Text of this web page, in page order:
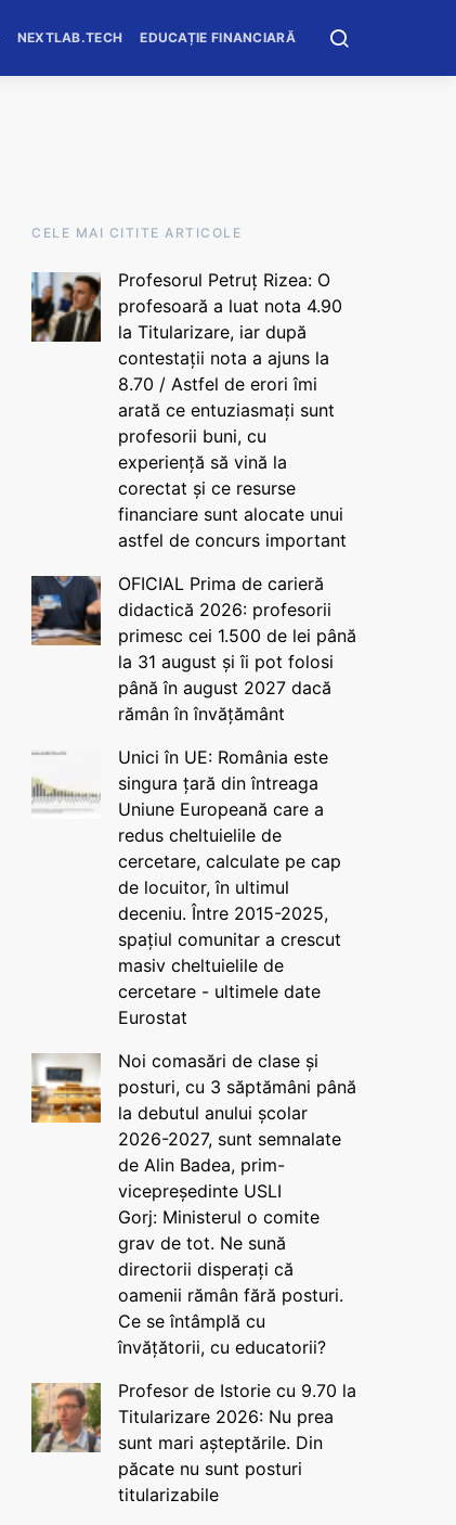
NEXTLAB.TECH EDUCAȚIE FINANCIARĂ
CELE MAI CITITE ARTICOLE
Profesorul Petruț Rizea: O
profesoară a luat nota 4.90
la Titularizare, iar după
contestații nota a ajuns la
8.70 / Astfel de erori îmi
arată ce entuziasmați sunt
profesorii buni, cu
experiență să vină la
corectat și ce resurse
financiare sunt alocate unui
astfel de concurs important
OFICIAL Prima de carieră
didactică 2026: profesorii
primesc cei 1.500 de lei până
la 31 august și îi pot folosi
până în august 2027 dacă
rămân în învățământ
Unici în UE: România este
singura țară din întreaga
Uniune Europeană care a
redus cheltuielile de
cercetare, calculate pe cap
de locuitor, în ultimul
deceniu. Între 2015-2025,
spațiul comunitar a crescut
masiv cheltuielile de
cercetare - ultimele date
Eurostat
Noi comasări de clase și
posturi, cu 3 săptămâni până
la debutul anului școlar
2026-2027, sunt semnalate
de Alin Badea, prim-
vicepreședinte USLI
Gorj: Ministerul o comite
grav de tot. Ne sună
directorii disperați că
oamenii rămân fără posturi.
Ce se întâmplă cu
învățătorii, cu educatorii?
Profesor de Istorie cu 9.70 la
Titularizare 2026: Nu prea
sunt mari așteptările. Din
păcate nu sunt posturi
titularizabile